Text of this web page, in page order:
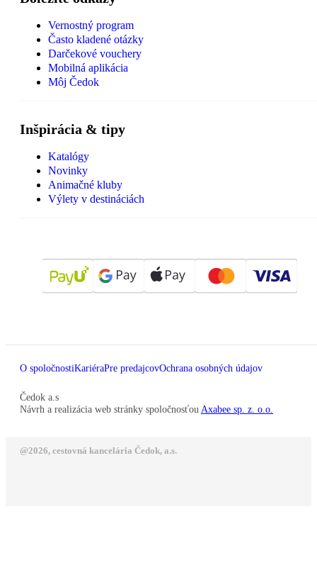
Vernostný program
Často kladené otázky
Darčekové vouchery
Mobilná aplikácia
Môj Čedok
Inšpirácia & tipy
Katalógy
Novinky
Animačné kluby
Výlety v destináciách
O spoločnostiKariéraPre predajcovOchrana osobných údajov
Čedok a.s
Návrh a realizácia web stránky spoločnosťou Axabee sp. z. o.o.
@2026, cestovná kancelária Čedok, a.s.